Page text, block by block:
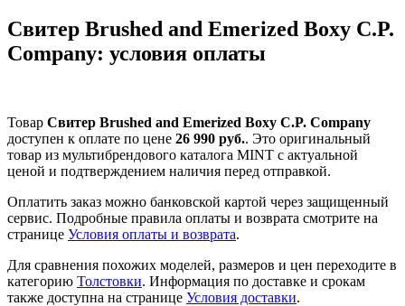
Свитер Brushed and Emerized Boxy C.P.
Company: условия оплаты
Товар Свитер Brushed and Emerized Boxy C.P. Company
доступен к оплате по цене 26 990 руб.. Это оригинальный
товар из мультибрендового каталога MINT с актуальной
ценой и подтверждением наличия перед отправкой.
Оплатить заказ можно банковской картой через защищенный
сервис. Подробные правила оплаты и возврата смотрите на
странице Условия оплаты и возврата.
Для сравнения похожих моделей, размеров и цен переходите в
категорию Толстовки. Информация по доставке и срокам
также доступна на странице Условия доставки.